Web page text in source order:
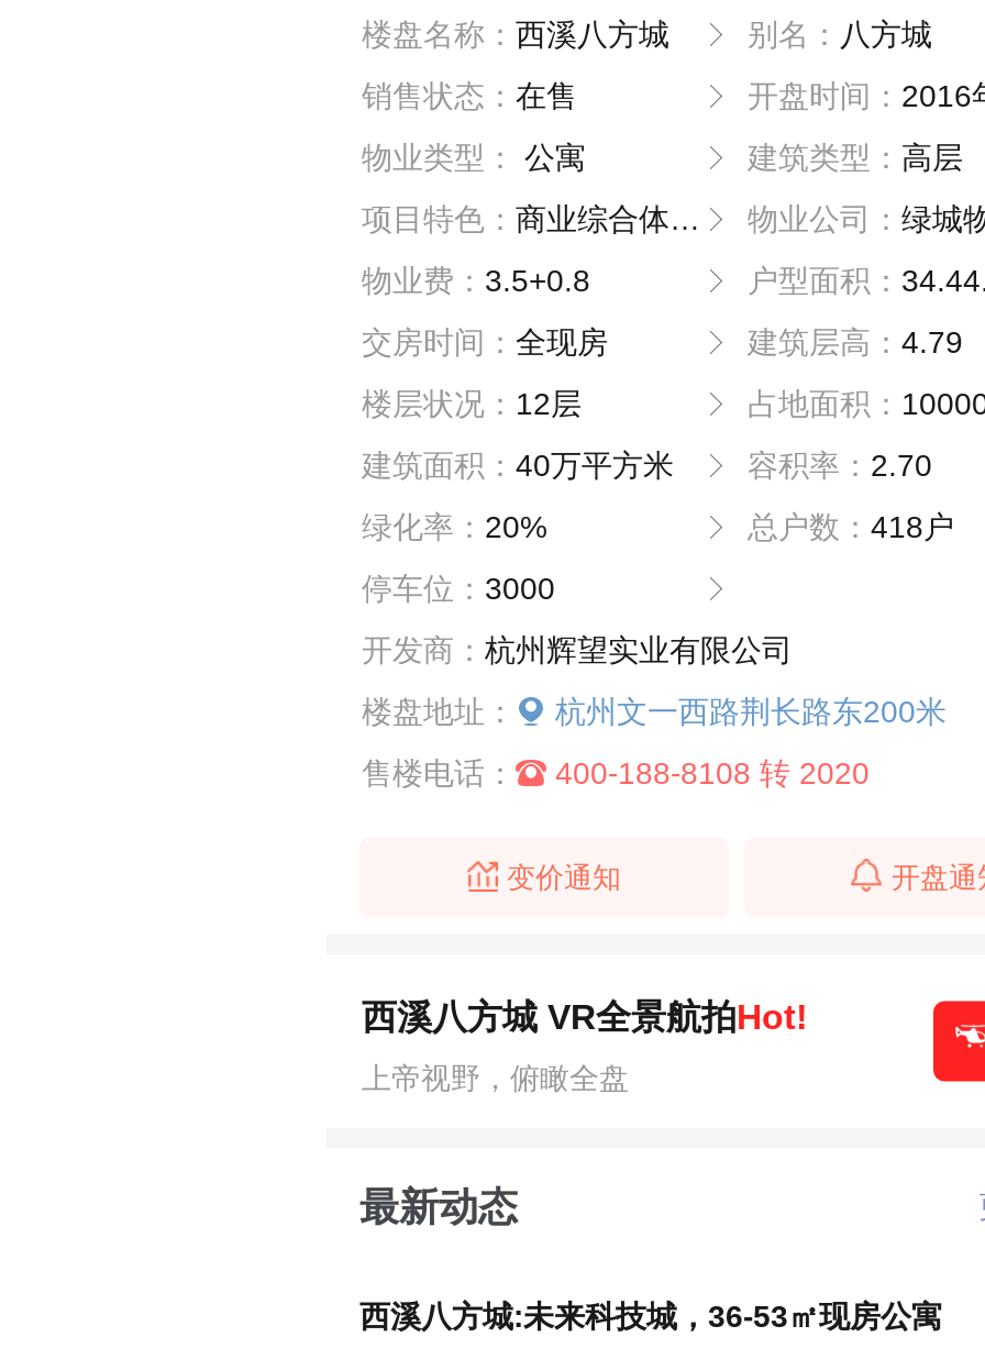
楼盘名称： 西溪八方城 别名： 八方城
销售状态： 在售 开盘时间： 2016年
物业类型：
公寓 建筑类型： 高层
项目特色： 商业综合体林立，悠享宜居生活配套 物业公司： 绿城
物业费： 3.5+0.8 户型面积：
交房时间： 全现房 建筑层高： 4.79
楼层状况： 12层 占地面积：
建筑面积： 40万平方米 容积率： 2.70
绿化率： 20% 总户数： 418户
停车位： 3000
开发商： 杭州辉望实业有限公司
楼盘地址：
杭州文一西路荆长路东200米
售楼电话：
400-188-8108 转 2020
变价通知 开盘通
西溪八方城 VR全景航拍Hot!
上帝视野，俯瞰全盘
最新动态
西溪八方城:未来科技城，36-53㎡现房公寓